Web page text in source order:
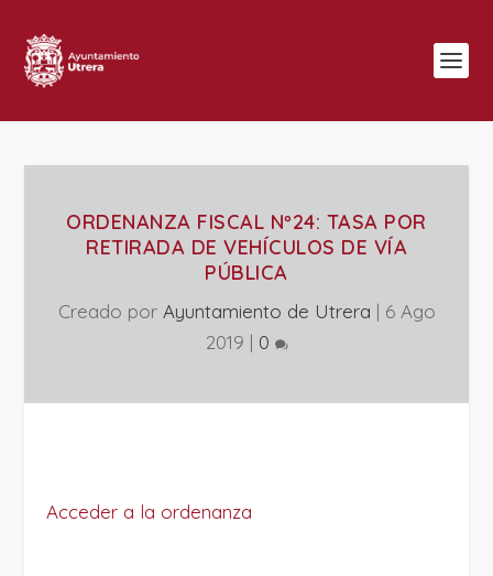
ORDENANZA FISCAL Nº24: TASA POR
RETIRADA DE VEHÍCULOS DE VÍA
PÚBLICA
Creado por Ayuntamiento de Utrera | 6 Ago
2019 | 0
Acceder a la ordenanza